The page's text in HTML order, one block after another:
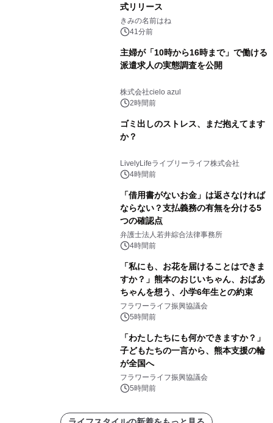
式リリース
きみの名前はね
41分前
主婦が「10時から16時まで」で働ける
派遣求人の実態調査を公開
株式会社cielo azul
2時間前
ゴミ出しのストレス、まだ抱えてます
か？
LivelyLifeライブリーライフ株式会社
4時間前
「借用書がないお金」は返さなければ
ならない？支払義務の有無を分ける5
つの確認点
弁護士法人若井綜合法律事務所
4時間前
「私にも、お花を届けることはできま
すか？」熊本のおじいちゃん、おばあ
ちゃんを想う、小学6年生との約束
フラワーライフ振興協議会
5時間前
「わたしたちにも何かできますか？」
子どもたちの一言から、熊本支援の輪
が全国へ
フラワーライフ振興協議会
5時間前